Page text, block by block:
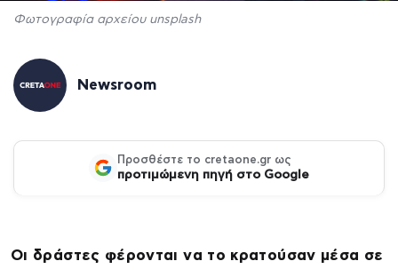
Φωτογραφία αρχείου unsplash
Newsroom
Προσθέστε το cretaone.gr ως
προτιμώμενη πηγή στο Google
Οι δράστες φέρονται να το κρατούσαν μέσα σε